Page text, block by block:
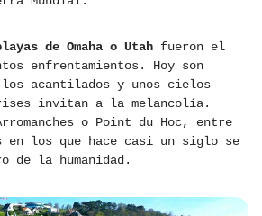
de Omaha o Utah fueron el
enfrentamientos. Hoy son
acantilados y unos cielos
invitan a la melancolía.
o Point du Hoc, entre
en los que hace casi un siglo se
de la humanidad.